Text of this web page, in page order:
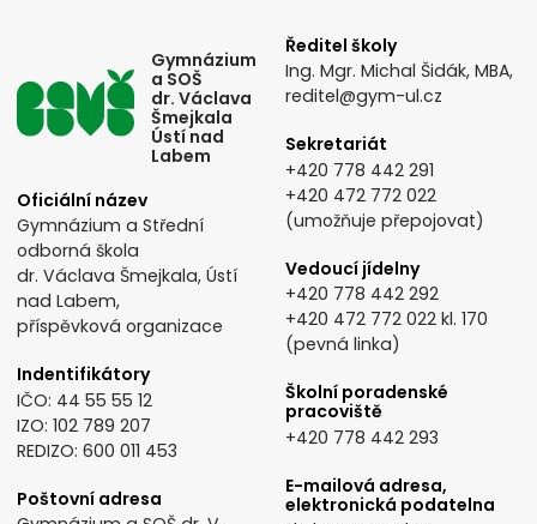
Gymnázium
a SOŠ
dr. Václava
Šmejkala
Ústí nad
Labem
Oficiální název
Gymnázium a Střední
odborná škola
dr. Václava Šmejkala, Ústí
nad Labem,
příspěvková organizace
Indentifikátory
IČO: 44 55 55 12
IZO: 102 789 207
REDIZO: 600 011 453
Poštovní adresa
Ředitel školy
Ing. Mgr. Michal Šidák, MBA,
reditel@gym-ul.cz
Sekretariát
+420 778 442 291
+420 472 772 022
(umožňuje přepojovat)
Vedoucí jídelny
+420 778 442 292
+420 472 772 022 kl. 170
(pevná linka)
Školní poradenské
pracoviště
+420 778 442 293
E-mailová adresa,
elektronická podatelna